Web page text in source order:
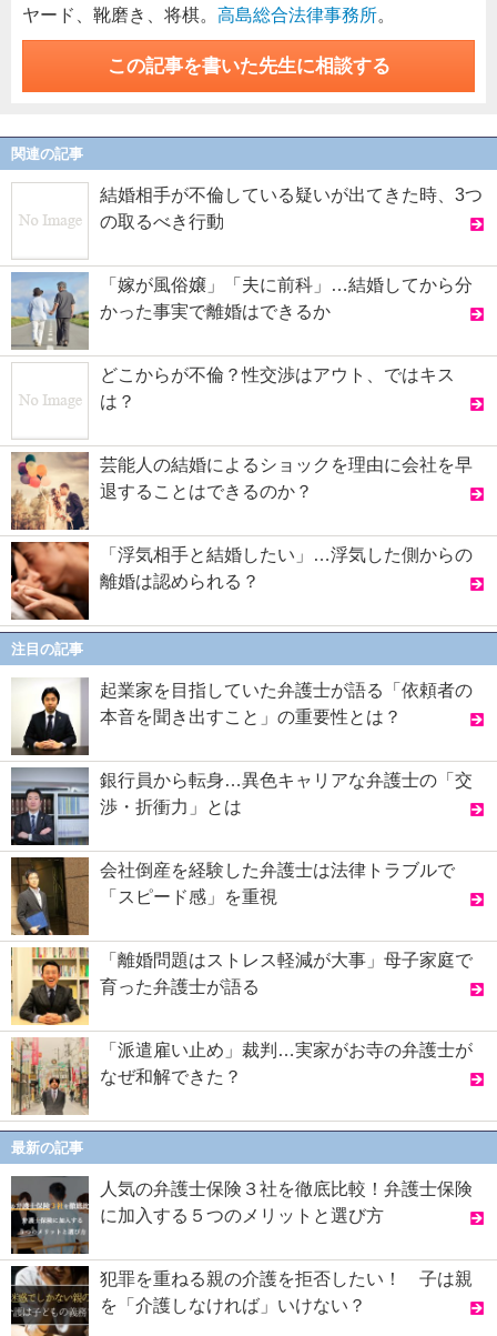
ヤード、靴磨き、将棋。 高島総合法律事務所。
この記事を書いた先生に相談する
関連の記事
結婚相手が不倫している疑いが出てきた時、3つ
の取るべき行動
「嫁が風俗嬢」「夫に前科」…結婚してから分
かった事実で離婚はできるか
どこからが不倫？性交渉はアウト、ではキス
は？
芸能人の結婚によるショックを理由に会社を早
退することはできるのか？
「浮気相手と結婚したい」…浮気した側からの
離婚は認められる？
注目の記事
起業家を目指していた弁護士が語る「依頼者の
本音を聞き出すこと」の重要性とは？
銀行員から転身…異色キャリアな弁護士の「交
渉・折衝力」とは
会社倒産を経験した弁護士は法律トラブルで
「スピード感」を重視
「離婚問題はストレス軽減が大事」母子家庭で
育った弁護士が語る
「派遣雇い止め」裁判…実家がお寺の弁護士が
なぜ和解できた？
最新の記事
人気の弁護士保険３社を徹底比較！弁護士保険
に加入する５つのメリットと選び方
犯罪を重ねる親の介護を拒否したい！ 子は親
を「介護しなければ」いけない？